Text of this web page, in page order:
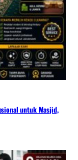
untuk Masjid,